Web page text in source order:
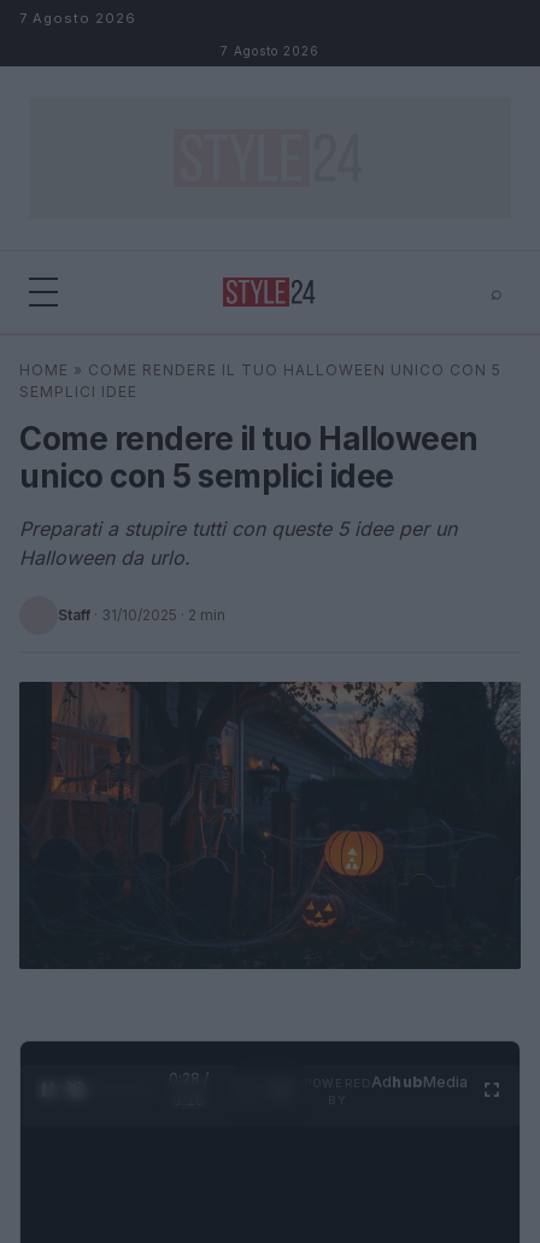
Salta al contenuto
7 Agosto 2026
7 Agosto 2026
⌕
Cerca ⌕ ×
HOME » COME RENDERE IL TUO HALLOWEEN UNICO CON 5
SEMPLICI IDEE
Come rendere il tuo Halloween
unico con 5 semplici idee
Preparati a stupire tutti con queste 5 idee per un
Halloween da urlo.
Staff · 31/10/2025 · 2 min
0:29 /
AdhubMedia